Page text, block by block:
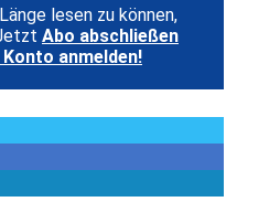
lesen zu können,
Abo abschließen
anmelden!